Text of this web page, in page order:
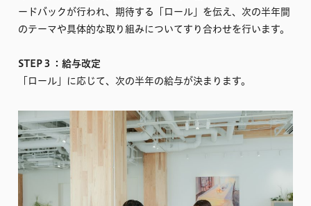
ードバックが行われ、期待する「ロール」を伝え、次の半年間
のテーマや具体的な取り組みについてすり合わせを行います。
STEP３：給与改定
「ロール」に応じて、次の半年の給与が決まります。